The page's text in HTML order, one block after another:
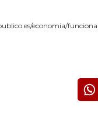
economia/